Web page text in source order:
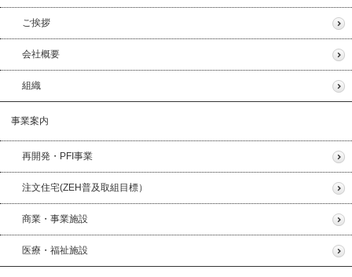
ご挨拶
会社概要
組織
事業案内
再開発・PFI事業
注文住宅(ZEH普及取組目標）
商業・事業施設
医療・福祉施設